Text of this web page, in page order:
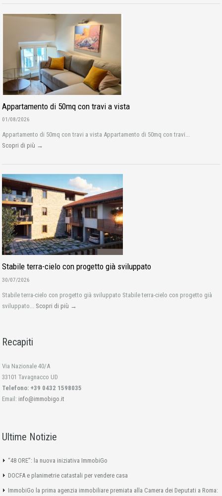
Appartamento di 50mq con travi a vista
01/08/2026
Appartamento di 50mq con travi a vista Appartamento di 50mq con travi...
Scopri di più →
Stabile terra-cielo con progetto già sviluppato
30/07/2026
Stabile terra-cielo con progetto già sviluppato Stabile terra-cielo con progetto già
sviluppato... Scopri di più →
Recapiti
Via Nazionale 40/A
33101 Tavagnacco UD
Telefono: +39 0432 1598035
Email: info@immobigo.it
Ultime Notizie
“48 ORE”: la nuova iniziativa ImmobiGo
DOCFA e planimetrie catastali per vendere casa
ImmobiGo la prima agenzia immobiliare premiata alla Camera dei Deputati a Roma: